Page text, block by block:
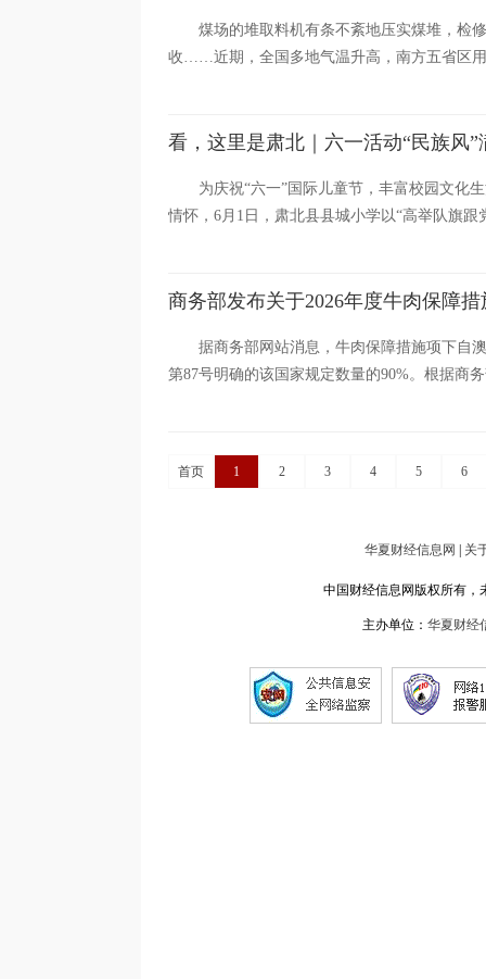
煤场的堆取料机有条不紊地压实煤堆，检
收……近期，全国多地气温升高，南方五省区
看，这里是肃北｜六一活动“民族风”
为庆祝“六一”国际儿童节，丰富校园文化
情怀，6月1日，肃北县县城小学以“高举队旗
商务部发布关于2026年度牛肉保障
据商务部网站消息，牛肉保障措施项下自
第87号明确的该国家规定数量的90%。根据商
首页 1 2 3 4 5 6
华夏财经信息网 关
中国财经信息网版权所有，
主办单位： 华夏财经